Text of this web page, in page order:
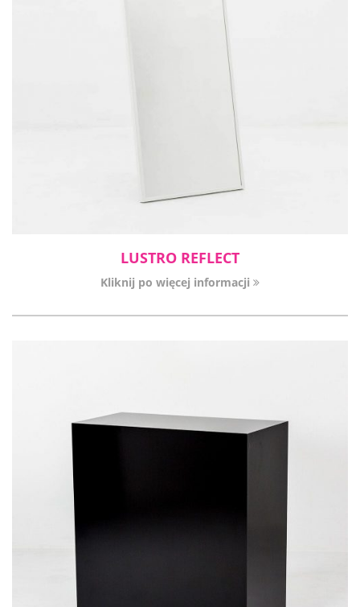
LUSTRO REFLECT
Kliknij po więcej informacji